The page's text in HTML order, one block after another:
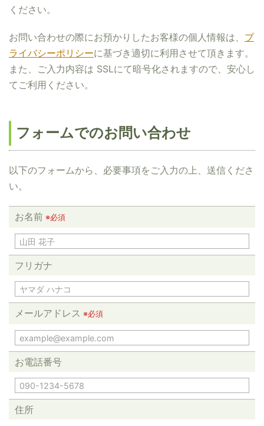
ください。
お問い合わせの際にお預かりしたお客様の個人情報は、 プ
ライバシーポリシーに基づき適切に利用させて頂きます。
また、ご入力内容は SSLにて暗号化されますので、安心し
てご利用ください。
フォームでのお問い合わせ
以下のフォームから、必要事項をご入力の上、送信くださ
い。
お名前 ※必須
フリガナ
メールアドレス ※必須
お電話番号
住所